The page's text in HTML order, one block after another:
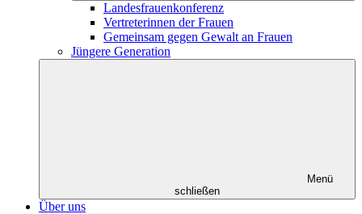
Landesfrauenkonferenz
Vertreterinnen der Frauen
Gemeinsam gegen Gewalt an Frauen
Jüngere Generation
Menü
schließen
Über uns